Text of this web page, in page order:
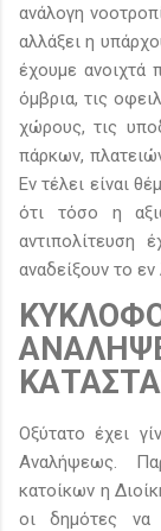
ανάλογη
αλλάξει η
έχουμε ανοιχτά
όμβρια, τις
χώρους, τις
πάρκων,
Εν τέλει είναι
ότι τόσο η
αναδείξουν το
Οξύτατο έχει
Αναλήψεως.
κατοίκων η
οι δημότες να